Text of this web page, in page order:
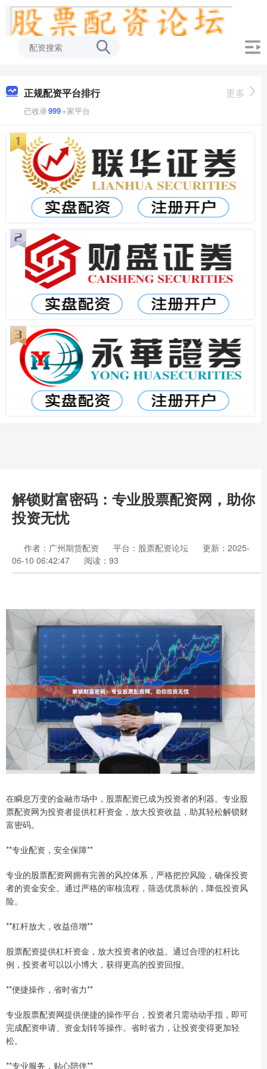
正规配资平台排行
已收录999+家平台
更多
解锁财富密码：专业股票配资网，助你
投资无忧
作者：广州期货配资 平台：股票配资论坛
更新：2025-
06-10 06:42:47
阅读：93
在瞬息万变的金融市场中，股票配资已成为投资者的利器。专业股
票配资网为投资者提供杠杆资金，放大投资收益，助其轻松解锁财
富密码。
**专业配资，安全保障**
专业的股票配资网拥有完善的风控体系，严格把控风险，确保投资
者的资金安全。通过严格的审核流程，筛选优质标的，降低投资风
险。
**杠杆放大，收益倍增**
股票配资提供杠杆资金，放大投资者的收益。通过合理的杠杆比
例，投资者可以以小博大，获得更高的投资回报。
**便捷操作，省时省力**
专业股票配资网提供便捷的操作平台，投资者只需动动手指，即可
完成配资申请、资金划转等操作。省时省力，让投资变得更加轻
松。
**专业服务，贴心陪伴**